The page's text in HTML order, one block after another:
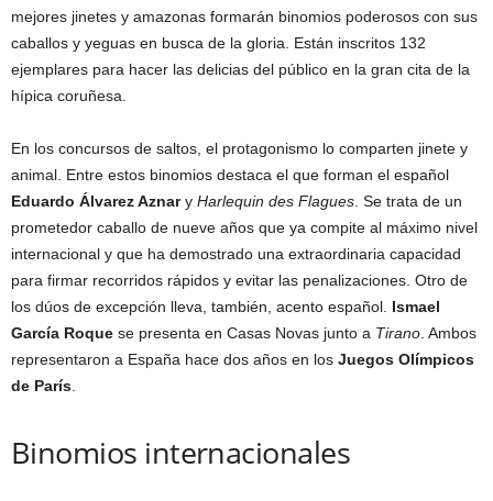
mejores jinetes y amazonas formarán binomios poderosos con sus
caballos y yeguas en busca de la gloria. Están inscritos 132
ejemplares para hacer las delicias del público en la gran cita de la
hípica coruñesa.
En los concursos de saltos, el protagonismo lo comparten jinete y
animal. Entre estos binomios destaca el que forman el español
Eduardo Álvarez Aznary Harlequin des Flagues . Se trata de un
prometedor caballo de nueve años que ya compite al máximo nivel
internacional y que ha demostrado una extraordinaria capacidad
para firmar recorridos rápidos y evitar las penalizaciones. Otro de
los dúos de excepción lleva, también, acento español. Ismael
García Roque se presenta en Casas Novas junto a Tirano . Ambos
representaron a España hace dos años en los Juegos Olímpicos
de París
Binomios internacionales